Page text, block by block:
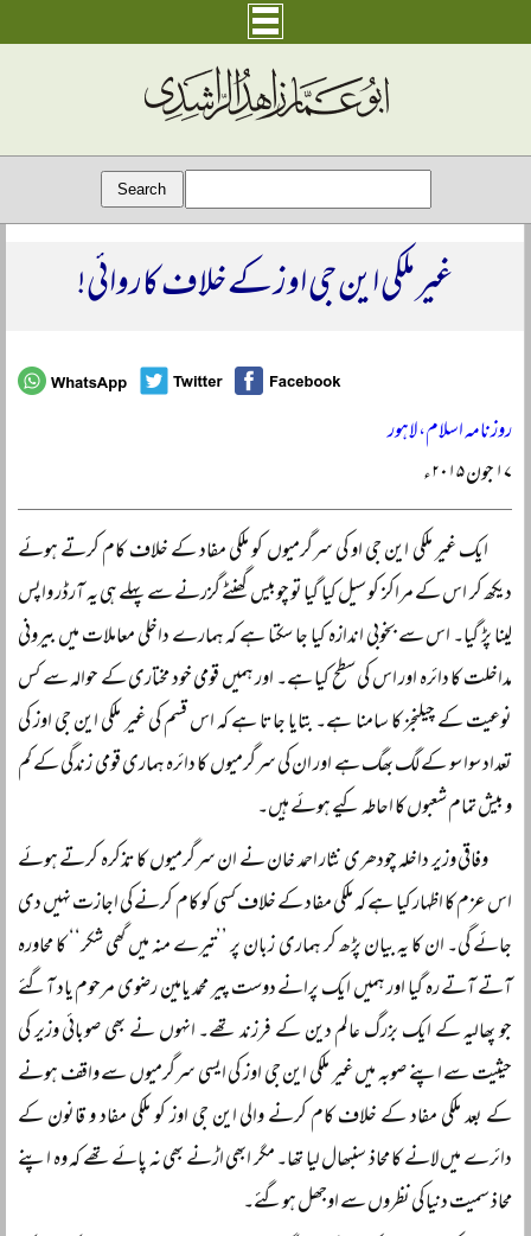
غیر ملکی این جی اوز کے خلاف کاروائی!
روزنامہ اسلام، لاہور
۱۷ جون ۲۰۱۵ء
ایک غیر ملکی این جی او کی سرگرمیوں کو ملکی مفاد کے خلاف کام کرتے ہوئے
دیکھ کر اس کے مراکز کو سیل کیا گیا تو چوبیس گھنٹے گزرنے سے پہلے ہی یہ آرڈر واپس
لینا پڑ گیا۔ اس سے بخوبی اندازہ کیا جا سکتا ہے کہ ہمارے داخلی معاملات میں بیرونی
مداخلت کا دائرہ اور اس کی سطح کیا ہے۔ اور ہمیں قومی خود مختاری کے حوالہ سے کس
نوعیت کے چیلنجز کا سامنا ہے۔ بتایا جاتا ہے کہ اس قسم کی غیر ملکی این جی اوز کی
تعداد سوا سو کے لگ بھگ ہے اور ان کی سرگرمیوں کا دائرہ ہماری قومی زندگی کے کم
و بیش تمام شعبوں کا احاطہ کیے ہوئے ہیں۔
وفاقی وزیر داخلہ چودھری نثار احمد خان نے ان سرگرمیوں کا تذکرہ کرتے ہوئے
اس عزم کا اظہار کیا ہے کہ ملکی مفاد کے خلاف کسی کو کام کرنے کی اجازت نہیں دی
جائے گی۔ ان کا یہ بیان پڑھ کر ہماری زبان پر ’’تیرے منہ میں گھی شکر‘‘ کا محاورہ
آتے آتے رہ گیا اور ہمیں ایک پرانے دوست پیر محمد یامین رضوی مرحوم یاد آگئے
جو پھالیہ کے ایک بزرگ عالم دین کے فرزند تھے۔ انہوں نے بھی صوبائی وزیر کی
حیثیت سے اپنے صوبہ میں غیر ملکی این جی اوز کی ایسی سرگرمیوں سے واقف ہونے
کے بعد ملکی مفاد کے خلاف کام کرنے والی این جی اوز کو ملکی مفاد و قانون کے
دائرے میں لانے کا محاذ سنبھال لیا تھا۔ مگر ابھی اڑنے بھی نہ پائے تھے کہ وہ اپنے
محاذ سمیت دنیا کی نظروں سے اوجھل ہوگئے۔